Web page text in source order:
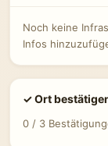
Noch keine
Infos
✓ Ort
0 / 3